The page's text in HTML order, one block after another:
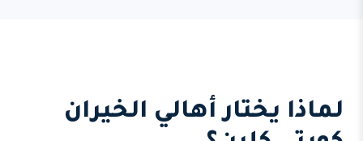
لماذا يختار أهالي الخيران